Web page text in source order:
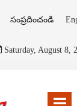
సంప్రదించండి
Saturday, August 8,